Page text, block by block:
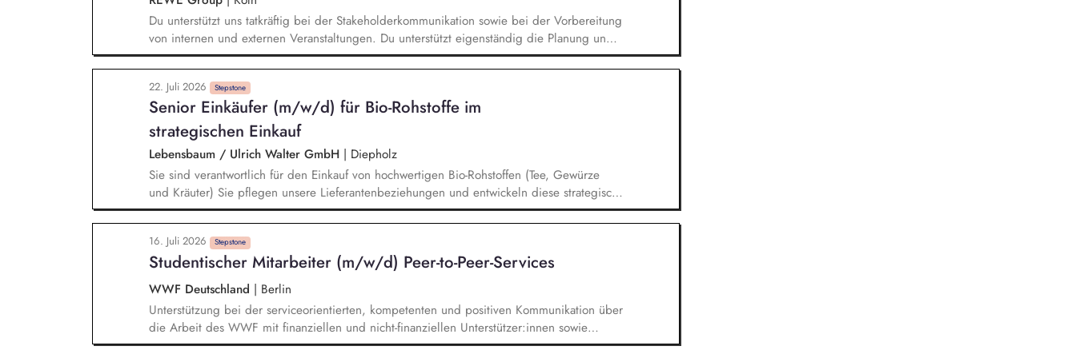
Du unterstützt uns tatkräftig bei der Stakeholderkommunikation sowie bei der Vorbereitung
von internen und externen Veranstaltungen. Du unterstützt eigenständig die Planung und
Durchführung von Projekten im Kontext Nachhaltigkeit. Bei der Mitarbeit im Rahmen der
Nachhaltigkeitsberichtserstattung. Mitwirkung bei der Planung und Durchführung von
Nachhaltigkeitsprojekten (z.B. durch die Erstellung von Präsentationen,
Projektdokumentationen und Analysen sowie durch die Vorbereitung und Begleitung
interner Termine).
22. Juli 2026 Stepstone
Senior Einkäufer (m/w/d) für Bio-Rohstoffe im
strategischen Einkauf
Lebensbaum / Ulrich Walter GmbH | Diepholz
Sie sind verantwortlich für den Einkauf von hochwertigen Bio-Rohstoffen (Tee, Gewürze
und Kräuter) Sie pflegen unsere Lieferantenbeziehungen und entwickeln diese strategisch
weiter Sie analysieren den Markt und bauen neue nachhaltige Beschaffungsquellen im
Ursprung auf Die Umsetzung von Verbesserungspotenzialen und Innovationen entlang der
Lieferkette gehört zu Ihren Aufgaben Sie arbeiten eng mit den Abteilungen
Produktentwicklung, Qualitätswesen, Marketing und Vertrieb zusammen
16. Juli 2026 Stepstone
Studentischer Mitarbeiter (m/w/d) Peer-to-Peer-Services
WWF Deutschland | Berlin
Unterstützung bei der serviceorientierten, kompetenten und positiven Kommunikation über
die Arbeit des WWF mit finanziellen und nicht-finanziellen Unterstützer:innen sowie
Interessent:innen. Schriftliche und telefonische Beantwortung von Standardanfragen sowie